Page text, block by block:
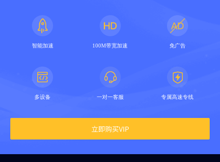
智能加速 100M带宽加速 免广告
多设备 一对一客服 专属高速专线
立即购买VIP